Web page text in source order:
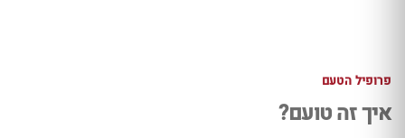
פרופיל הטעם
איך זה טועם?